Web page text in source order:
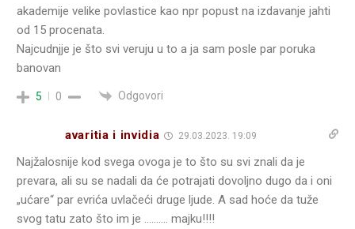
akademije velike povlastice kao npr popust na izdavanje jahti
od 15 procenata.
Najcudnjje je što svi veruju u to a ja sam posle par poruka
banovan
5 0 Odgovori
avaritia i invidia 29.03.2023. 19:09
Najžalosnije kod svega ovoga je to što su svi znali da je
prevara, ali su se nadali da će potrajati dovoljno dugo da i oni
„ućare“ par evrića uvlačeći druge ljude. A sad hoće da tuže
svog tatu zato što im je ………. majku!!!!